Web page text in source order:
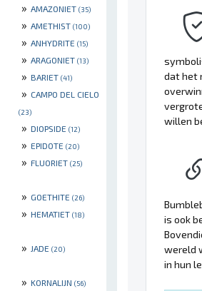
» AMAZONIET (35)
» AMETHIST (100)
» ANHYDRITE (15)
» ARAGONIET (13)
» BARIET (41)
» CAMPO DEL CIELO
(23)
» DIOPSIDE (12)
» EPIDOTE (20)
» FLUORIET (25)
» GOETHITE (26)
» HEMATIET (18)
» JADE (20)
» KORNALIJN (56)
dat het
willen
is ook
wereld
in hun